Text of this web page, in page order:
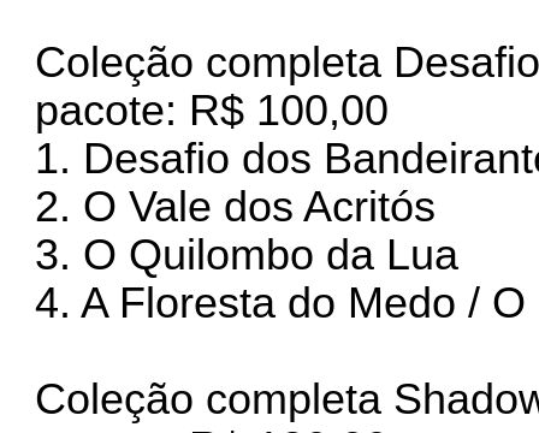
Coleção completa
pacote: R$ 100,00
1. Desafio dos
2. O Vale dos Acritós
3. O Quilombo da Lua
4. A Floresta do Medo /
Coleção completa